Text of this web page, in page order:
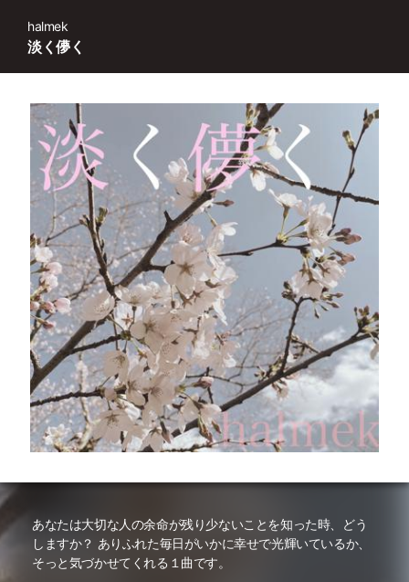
淡く儚く
halmek
あなたは大切な人の余命が残り少ないことを知った時、どう
しますか？ ありふれた毎日がいかに幸せで光輝いているか、
そっと気づかせてくれる１曲です。